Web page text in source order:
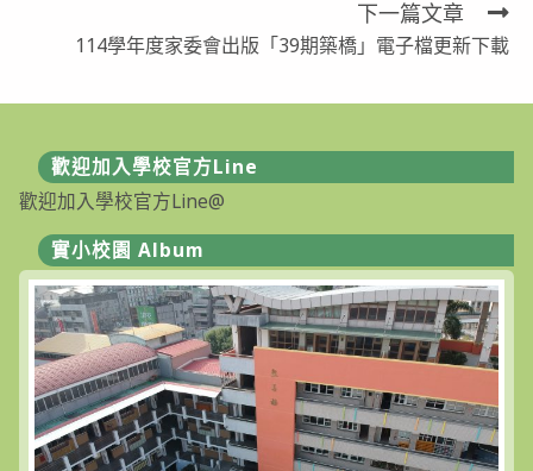
下一篇文章
114學年度家委會出版「39期築橋」電子檔更新下載
歡迎加入學校官方Line
歡迎加入學校官方Line@
實小校園 Album